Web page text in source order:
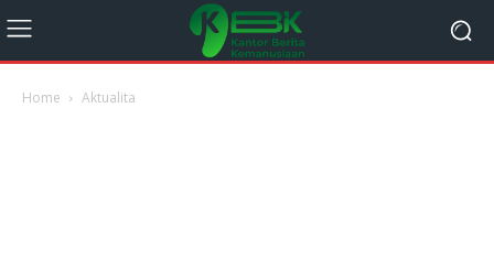
Home Aktualita